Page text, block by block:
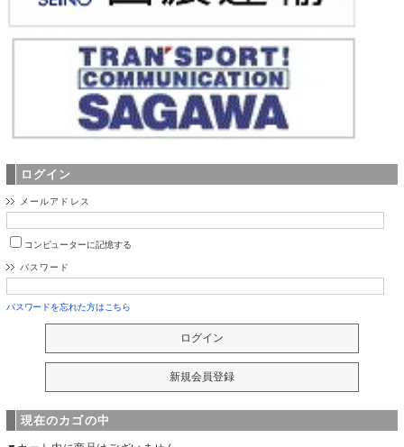
ログイン
メールアドレス
コンピューターに記憶する
パスワード
パスワードを忘れた方はこちら
現在のカゴの中